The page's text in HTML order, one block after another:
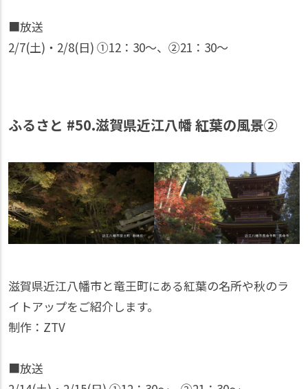
■放送
2/7(土)・2/8(日) ①12：30〜、②21：30〜
ふるさと #50.滋賀県近江八幡 紅葉の風景②
滋賀県近江八幡市と竜王町にある紅葉の名所や秋のラ
イトアップをご紹介します。
制作：ZTV
■放送